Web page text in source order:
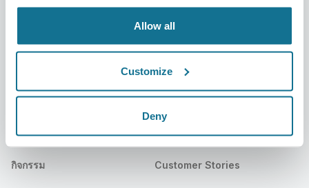
Allow all
Customize
Deny
เกี่ยวกับเรา
สาธารณะ
กิจกรรม
หมอผ่าตัด
บ้านของหมอผ่าตัด
ผู้จัดการธุรกิจ 3 มิติ
ความคิดเห็นของคนไข้
Customer Stories